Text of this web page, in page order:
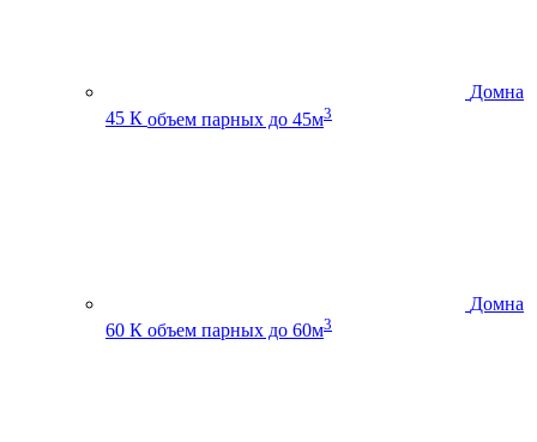
Домна
45 К объем парных до 45м3
Домна
60 К объем парных до 60м3